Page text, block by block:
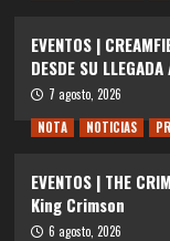
EVENTOS |
DESDE SU
7 agosto, 2026
NOTA
NOTICIAS
EVENTOS | THE
King Crimson
6 agosto, 2026